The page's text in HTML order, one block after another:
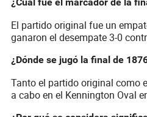
El partido original fue un
ganaron el desempate 3-0
¿Dónde se jugó la final de
Tanto el partido original como
a cabo en el Kennington Oval